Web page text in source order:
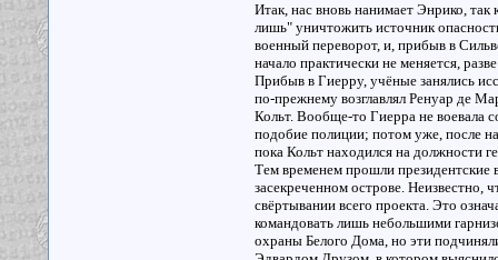
Итак, нас вновь нанимает Энрико,
лишь" уничтожить источник
военный переворот, и, прибыв в
начало практически не меняется,
Прибыв в Гиерру, учёные занялись
по-прежнему возглавлял Ренуар де
Кольт. Вообще-то Гиерра не воевала
подобие полиции; потом уже, после
пока Кольт находился на должности
Тем временем прошли президентские
засекреченном острове. Неизвестно,
свёртывании всего проекта. Это
командовать лишь небольшими
охраны Белого Дома, но эти